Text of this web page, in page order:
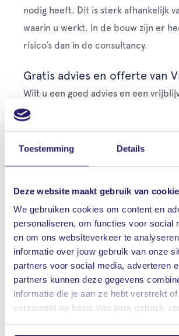
Toestemming Details
Deze website maakt gebruik van
We gebruiken cookies om content en
personaliseren, om functies voor social
en om ons websiteverkeer te
informatie over jouw gebruik van onze
partners voor social media, adverteren
partners kunnen deze gegevens
informatie die je aan ze hebt verstrekt
verzameld op basis van jouw gebruik
nodig heeft. Dit is sterk afhankelijk
waarin u werkt. In de bouw zijn er
risico’s dan in de consultancy.
Gratis advies en offerte van
Wilt u een goed advies en een
offerte? Vraag deze dan aan bij
een vergelijk met uw huidige
bij ons aan het juiste adres. Eén van
verzekeringsadviseurs helpt u graag.
Maak een gratis afspraak
Waarom Vrieling?
Vrieling is een onafhankelijke
bij de meeste verzekeraars in